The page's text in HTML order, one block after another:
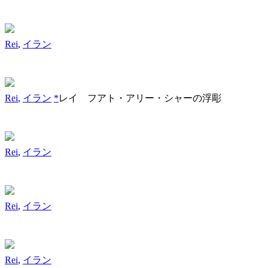
Rei, イラン
Rei, イラン *レイ フアト・アリー・シャーの浮彫
Rei, イラン
Rei, イラン
Rei, イラン